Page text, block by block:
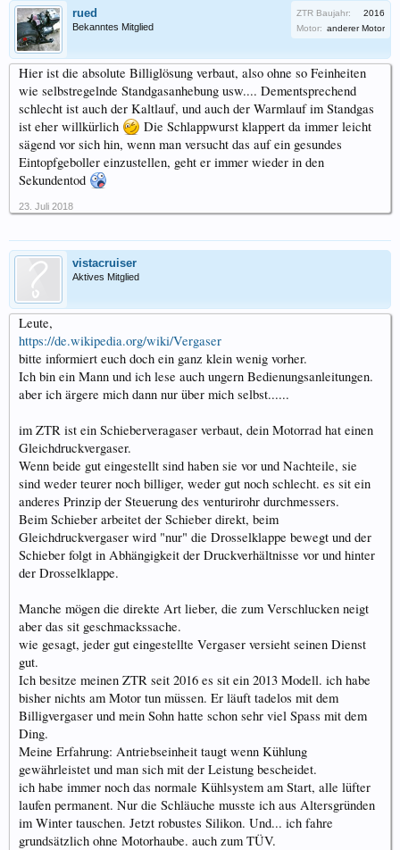
rued
Bekanntes Mitglied
ZTR Baujahr:
2016
Motor: anderer Motor
Hier ist die absolute Billiglösung verbaut, also ohne so Feinheiten
wie selbstregelnde Standgasanhebung usw.... Dementsprechend
schlecht ist auch der Kaltlauf, und auch der Warmlauf im Standgas
ist eher willkürlich
Die Schlappwurst klappert da immer leicht
sägend vor sich hin, wenn man versucht das auf ein gesundes
Eintopfgeboller einzustellen, geht er immer wieder in den
Sekundentod
23. Juli 2018
vistacruiser
Aktives Mitglied
Leute,
https://de.wikipedia.org/wiki/Vergaser
bitte informiert euch doch ein ganz klein wenig vorher.
Ich bin ein Mann und ich lese auch ungern Bedienungsanleitungen.
aber ich ärgere mich dann nur über mich selbst......
im ZTR ist ein Schieberveragaser verbaut, dein Motorrad hat einen
Gleichdruckvergaser.
Wenn beide gut eingestellt sind haben sie vor und Nachteile, sie
sind weder teurer noch billiger, weder gut noch schlecht. es sit ein
anderes Prinzip der Steuerung des venturirohr durchmessers.
Beim Schieber arbeitet der Schieber direkt, beim
Gleichdruckvergaser wird "nur" die Drosselklappe bewegt und der
Schieber folgt in Abhängigkeit der Druckverhältnisse vor und hinter
der Drosselklappe.
Manche mögen die direkte Art lieber, die zum Verschlucken neigt
aber das sit geschmackssache.
wie gesagt, jeder gut eingestellte Vergaser versieht seinen Dienst
gut.
Ich besitze meinen ZTR seit 2016 es sit ein 2013 Modell. ich habe
bisher nichts am Motor tun müssen. Er läuft tadelos mit dem
Billigvergaser und mein Sohn hatte schon sehr viel Spass mit dem
Ding.
Meine Erfahrung: Antriebseinheit taugt wenn Kühlung
gewährleistet und man sich mit der Leistung bescheidet.
ich habe immer noch das normale Kühlsystem am Start, alle lüfter
laufen permanent. Nur die Schläuche musste ich aus Altersgründen
im Winter tauschen. Jetzt robustes Silikon. Und... ich fahre
grundsätzlich ohne Motorhaube. auch zum TÜV.